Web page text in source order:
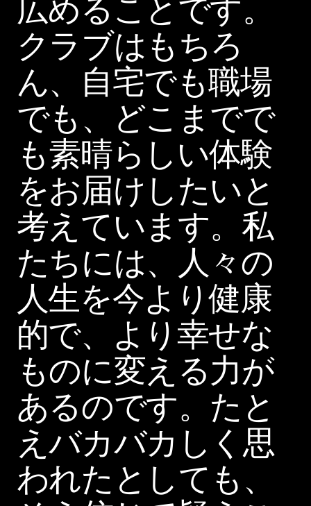
広めることです。
クラブはもちろ
ん、自宅でも職場
でも、どこまでで
も素晴らしい体験
をお届けしたいと
考えています。私
たちには、人々の
人生を今より健康
的で、より幸せな
ものに変える力が
あるのです。たと
えバカバカしく思
われたとしても、